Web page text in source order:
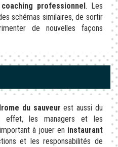
coaching professionnel. Les
schémas similaires, de sortir
de nouvelles façons
du sauveur est aussi du
effet, les managers et les
à jouer en instaurant
et les responsabilités de